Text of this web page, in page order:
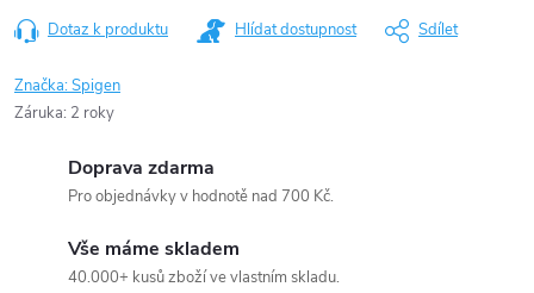
Dotaz k produktu Hlídat dostupnost Sdílet
Značka:Spigen
Záruka: 2 roky
Doprava zdarma
Pro objednávky v hodnotě nad 700 Kč.
Vše máme skladem
40.000+ kusů zboží ve vlastním skladu.